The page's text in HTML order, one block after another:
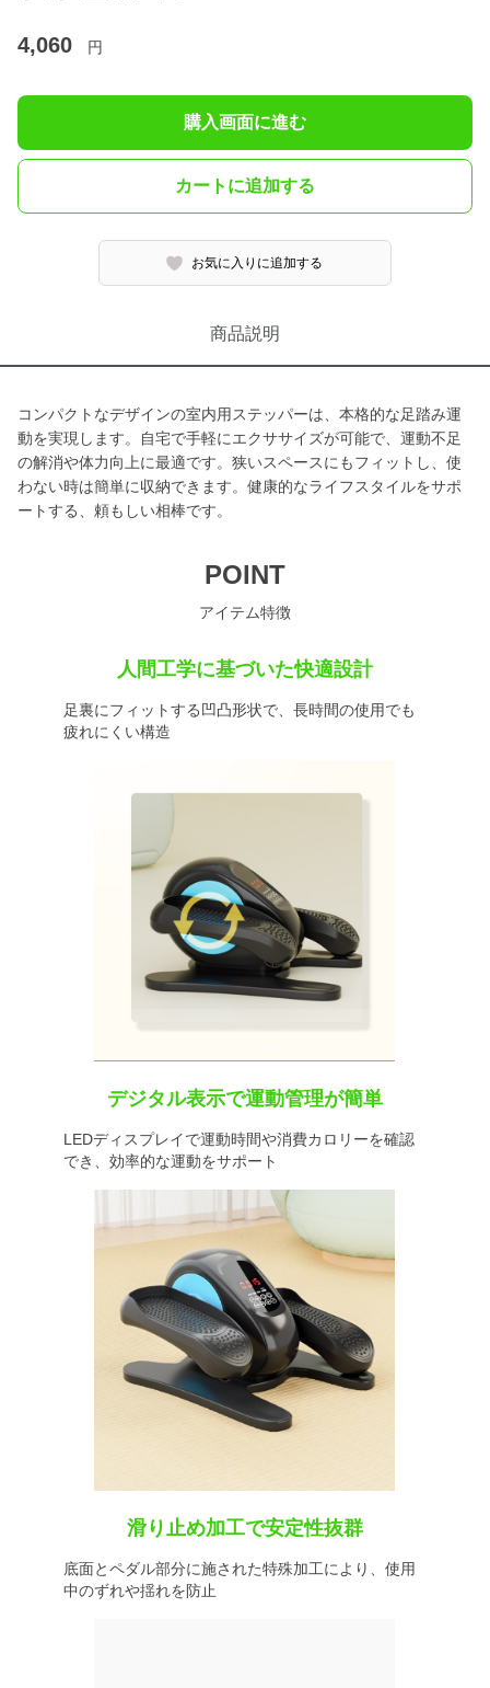
4,060 円
購入画面に進む
カートに追加する
お気に入りに追加する
商品説明
コンパクトなデザインの室内用ステッパーは、本格的な足踏み運
動を実現します。自宅で手軽にエクササイズが可能で、運動不足
の解消や体力向上に最適です。狭いスペースにもフィットし、使
わない時は簡単に収納できます。健康的なライフスタイルをサポ
ートする、頼もしい相棒です。
POINT
アイテム特徴
人間工学に基づいた快適設計
足裏にフィットする凹凸形状で、長時間の使用でも
疲れにくい構造
デジタル表示で運動管理が簡単
LEDディスプレイで運動時間や消費カロリーを確認
でき、効率的な運動をサポート
滑り止め加工で安定性抜群
底面とペダル部分に施された特殊加工により、使用
中のずれや揺れを防止